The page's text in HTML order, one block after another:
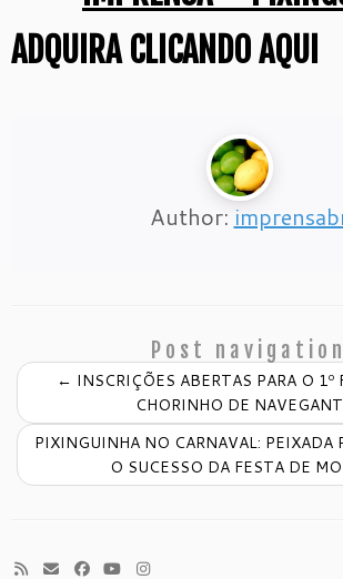
ADQUIRA CLICANDO AQUI
Author:
Post navigation
← INSCRIÇÕES ABERTAS PARA O 1º
CHORINHO DE
PIXINGUINHA NO CARNAVAL: PEIXADA
O SUCESSO DA FESTA DE